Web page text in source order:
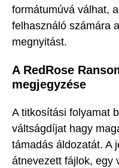
formátumúvá válhat,
felhasználó számára
megnyitást.
A RedRose
megjegyzése
A titkosítási folyamat
váltságdíjat hagy
támadás áldozatát. A
átnevezett fájlok, egy